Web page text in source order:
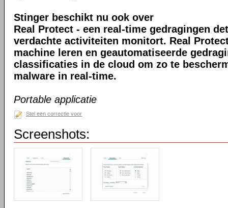
Stinger beschikt nu ook over
Real Protect - een real-time gedragingen
verdachte activiteiten monitort. Real
machine leren en geautomatiseerde
classificaties in de cloud om zo te
malware in real-time.
Portable applicatie
Stel een correctie voor
Screenshots: